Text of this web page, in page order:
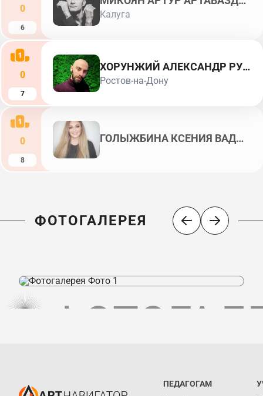
0
6
Калуга
0
7
ХОРУНЖИЙ АЛЕКСАНДР
Ростов-на-Дону
0
8
ГОЛЫЖБИНА КСЕНИЯ
ФОТОГАЛЕРЕЯ
ПЕДАГОГАМ